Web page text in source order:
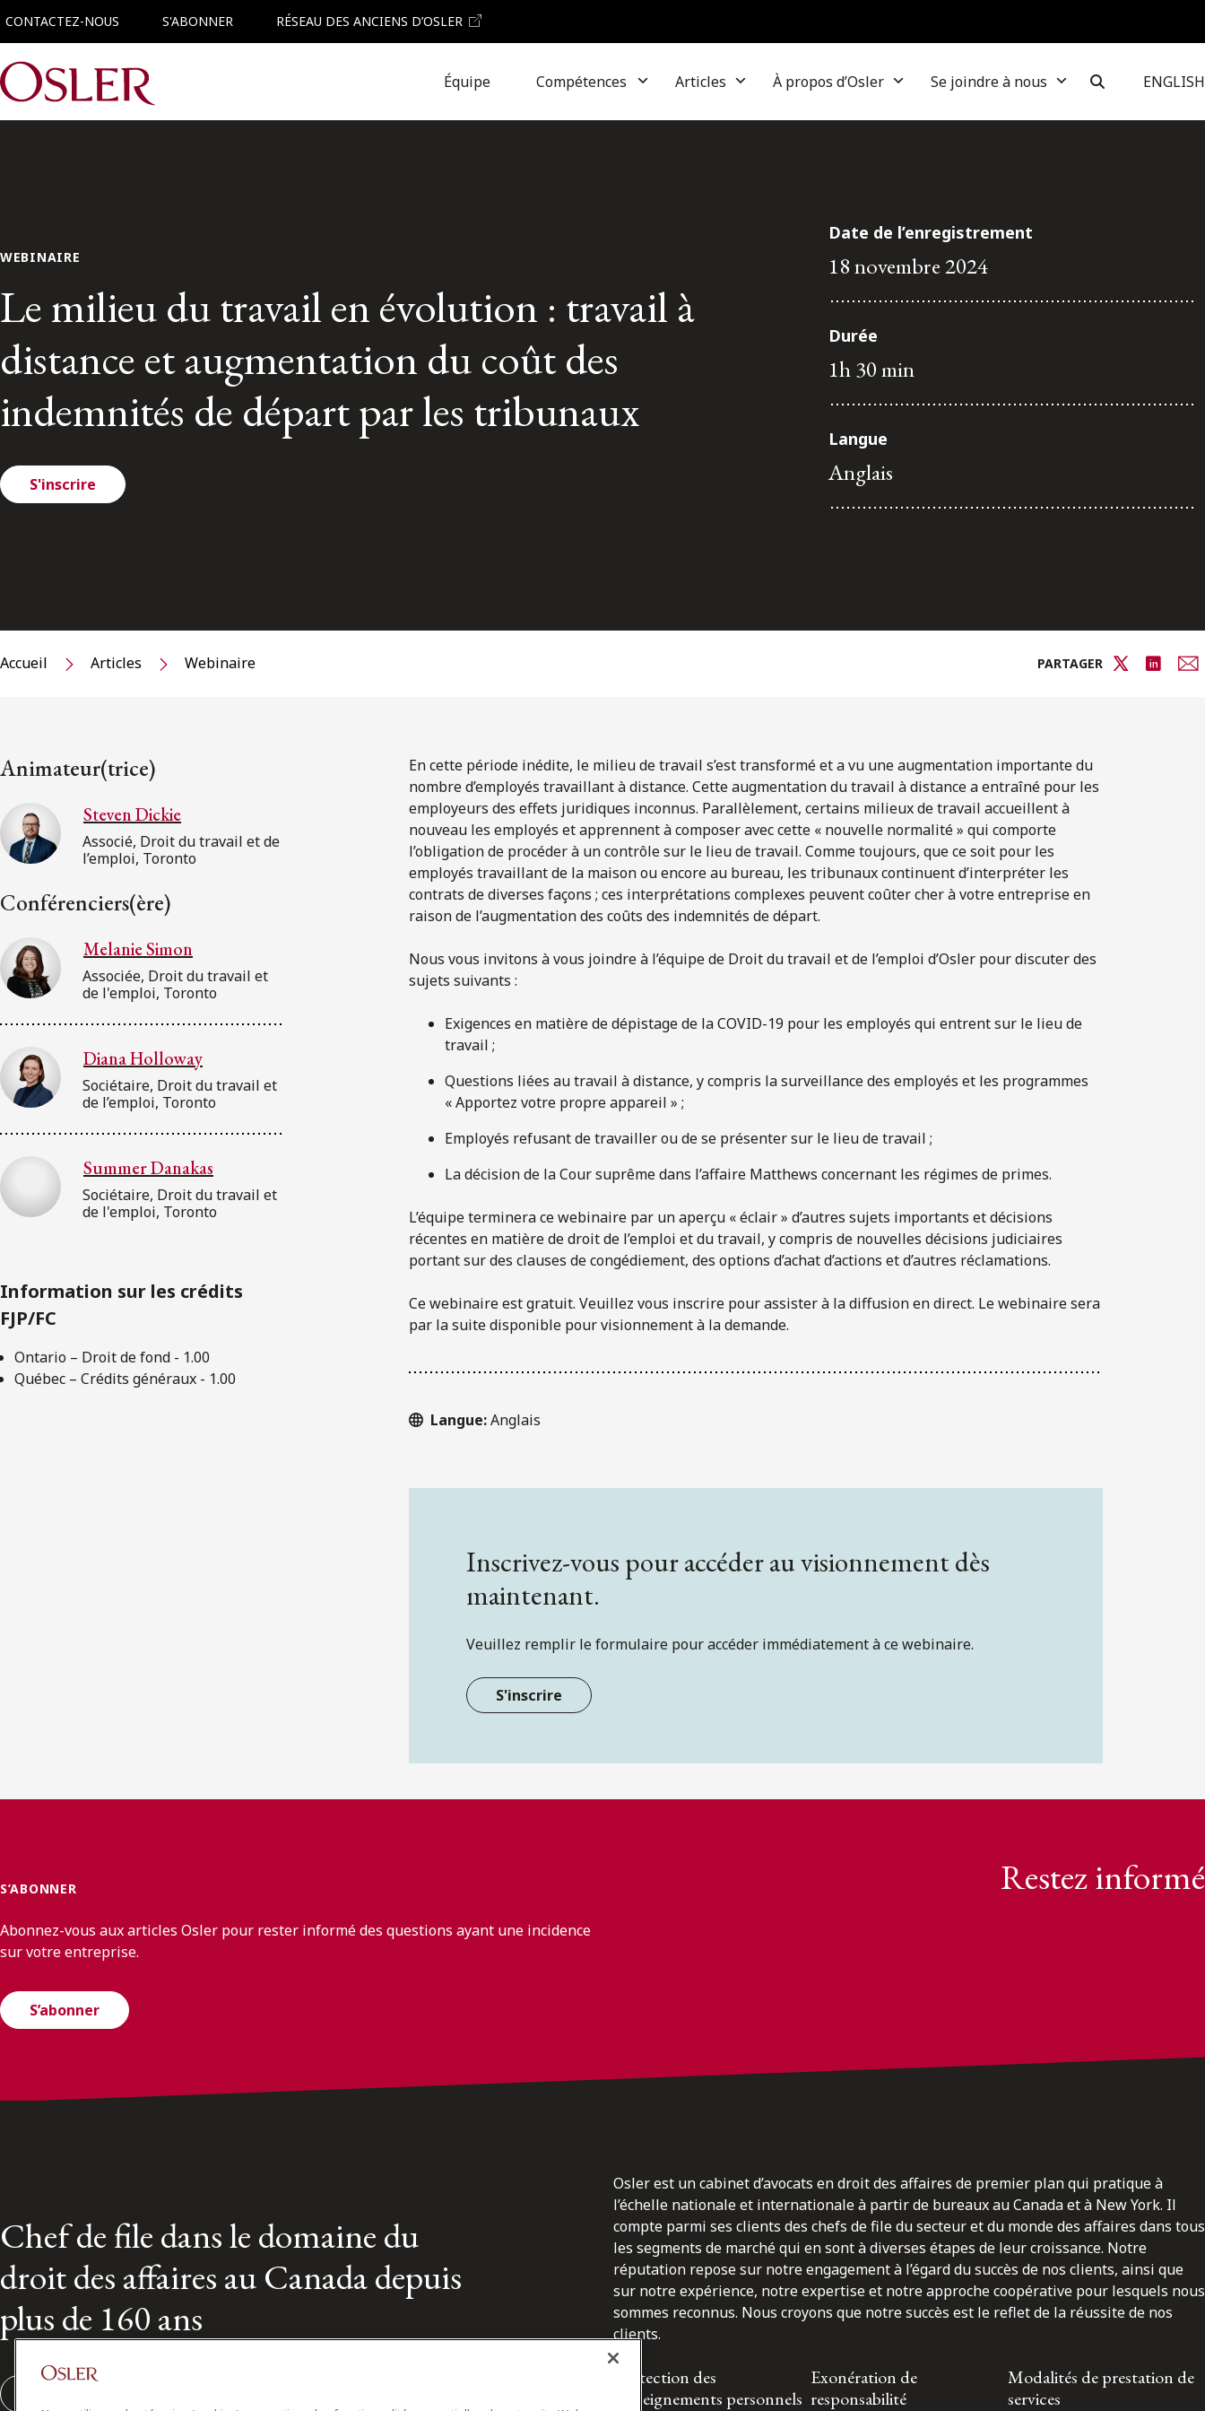
CONTACTEZ-NOUS S'ABONNER RÉSEAU DES ANCIENS D’OSLER
Main Navigation Équipe Compétences Articles À propos d’Osler Se joindre à nous ENGLISH
WEBINAIRE
Le milieu du travail en évolution : travail à
distance et augmentation du coût des
indemnités de départ par les tribunaux
S'inscrire
Date de l’enregistrement
18 novembre 2024
Durée
1h 30 min
Langue
Anglais
Accueil Articles Webinaire PARTAGER
Animateur(trice)
Steven Dickie
Associé, Droit du travail et de
l’emploi, Toronto
Conférenciers(ère)
Melanie Simon
Associée, Droit du travail et
de l'emploi, Toronto
Diana Holloway
Sociétaire, Droit du travail et
de l’emploi, Toronto
Summer Danakas
Sociétaire, Droit du travail et
de l'emploi, Toronto
Information sur les crédits
FJP/FC
Ontario – Droit de fond - 1.00
Québec – Crédits généraux - 1.00
En cette période inédite, le milieu de travail s’est transformé et a vu une augmentation importante du
nombre d’employés travaillant à distance. Cette augmentation du travail à distance a entraîné pour les
employeurs des effets juridiques inconnus. Parallèlement, certains milieux de travail accueillent à
nouveau les employés et apprennent à composer avec cette « nouvelle normalité » qui comporte
l’obligation de procéder à un contrôle sur le lieu de travail. Comme toujours, que ce soit pour les
employés travaillant de la maison ou encore au bureau, les tribunaux continuent d’interpréter les
contrats de diverses façons ; ces interprétations complexes peuvent coûter cher à votre entreprise en
raison de l’augmentation des coûts des indemnités de départ.
Nous vous invitons à vous joindre à l’équipe de Droit du travail et de l’emploi d’Osler pour discuter des
sujets suivants :
Exigences en matière de dépistage de la COVID-19 pour les employés qui entrent sur le lieu de
travail ;
Questions liées au travail à distance, y compris la surveillance des employés et les programmes
« Apportez votre propre appareil » ;
Employés refusant de travailler ou de se présenter sur le lieu de travail ;
La décision de la Cour suprême dans l’affaire Matthews concernant les régimes de primes.
L’équipe terminera ce webinaire par un aperçu « éclair » d’autres sujets importants et décisions
récentes en matière de droit de l’emploi et du travail, y compris de nouvelles décisions judiciaires
portant sur des clauses de congédiement, des options d’achat d’actions et d’autres réclamations.
Ce webinaire est gratuit. Veuillez vous inscrire pour assister à la diffusion en direct. Le webinaire sera
par la suite disponible pour visionnement à la demande.
Langue:Anglais
Inscrivez-vous pour accéder au visionnement dès
maintenant.
Veuillez remplir le formulaire pour accéder immédiatement à ce webinaire.
S'inscrire
S’ABONNER Restez informé
Abonnez-vous aux articles Osler pour rester informé des questions ayant une incidence
sur votre entreprise.
S’abonner
Chef de file dans le domaine du
droit des affaires au Canada depuis
plus de 160 ans
Osler est un cabinet d’avocats en droit des affaires de premier plan qui pratique à
l’échelle nationale et internationale à partir de bureaux au Canada et à New York. Il
compte parmi ses clients des chefs de file du secteur et du monde des affaires dans tous
les segments de marché qui en sont à diverses étapes de leur croissance. Notre
réputation repose sur notre engagement à l’égard du succès de nos clients, ainsi que
sur notre expérience, notre expertise et notre approche coopérative pour lesquels nous
sommes reconnus. Nous croyons que notre succès est le reflet de la réussite de nos
clients.
Protection des
renseignements personnels
Exonération de
responsabilité
Modalités de prestation de
services